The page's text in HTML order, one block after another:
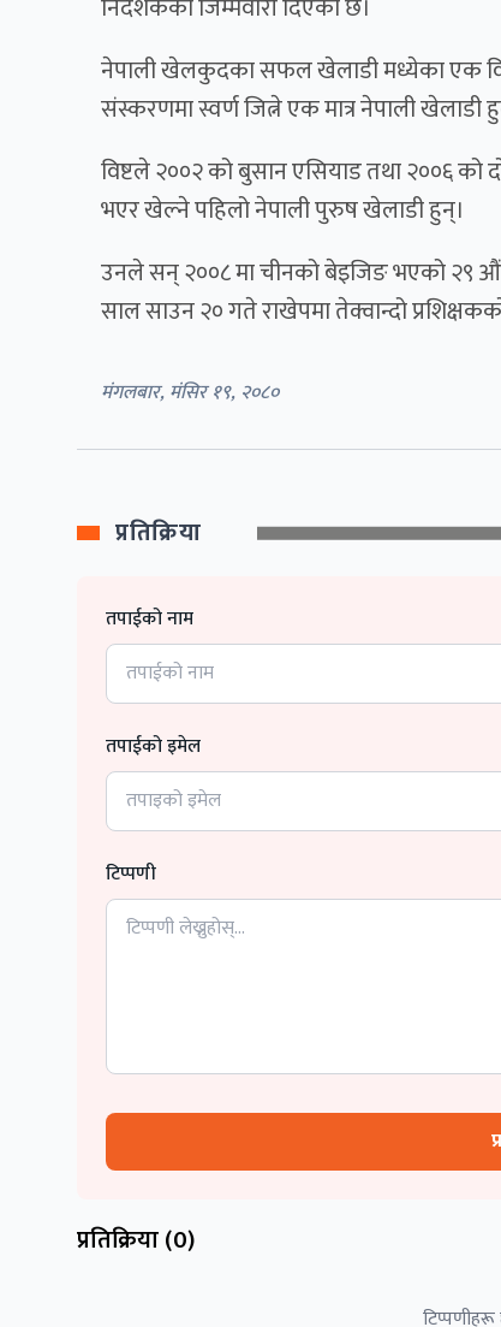
निर्देशकको जिम्मेवारी दिएको छ।
नेपाली खेलकुदका सफल खेलाडी मध्येका एक
संस्करणमा स्वर्ण जित्ने एक मात्र नेपाली
विष्टले २००२ को बुसान एसियाड तथा २००६ को
भएर खेल्ने पहिलो नेपाली पुरुष खेलाडी हुन्।
उनले सन् २००८ मा चीनको बेइजिङ भएको २९
साल साउन २० गते राखेपमा तेक्वान्दो
मंगलबार, मंसिर १९, २०८०
प्रतिक्रिया
तपाईको नाम
तपाईको इमेल
टिप्पणी
प्रतिक्रिया (0)